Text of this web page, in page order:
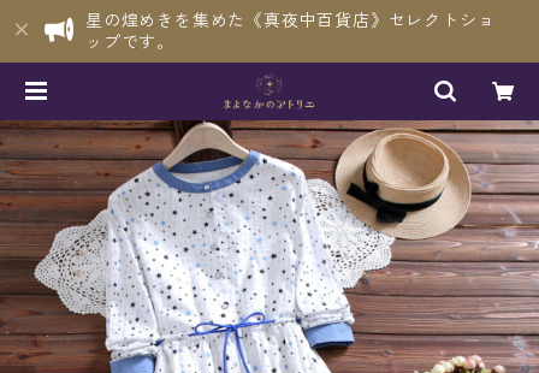
星の煌めきを集めた《真夜中百貨店》セレクトショ
ップです。